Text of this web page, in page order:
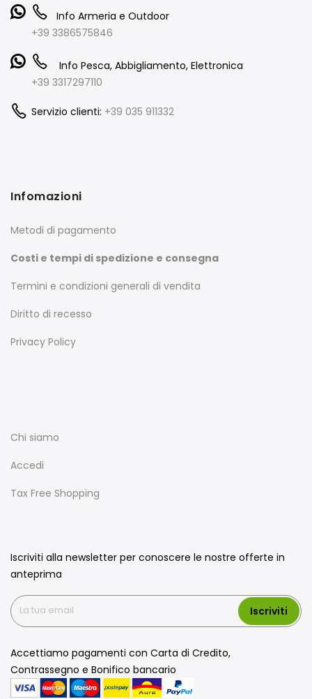
Info Armeria e Outdoor
+39 3386575846
Info Pesca, Abbigliamento, Elettronica
+39 3317297110
Servizio clienti: +39 035 911332
Infomazioni
Metodi di pagamento
Costi e tempi di spedizione e consegna
Termini e condizioni generali di vendita
Diritto di recesso
Privacy Policy
Chi siamo
Accedi
Tax Free Shopping
Iscriviti alla newsletter per conoscere le nostre offerte in
anteprima
Iscriviti
Accettiamo pagamenti con Carta di Credito,
Contrassegno e Bonifico bancario